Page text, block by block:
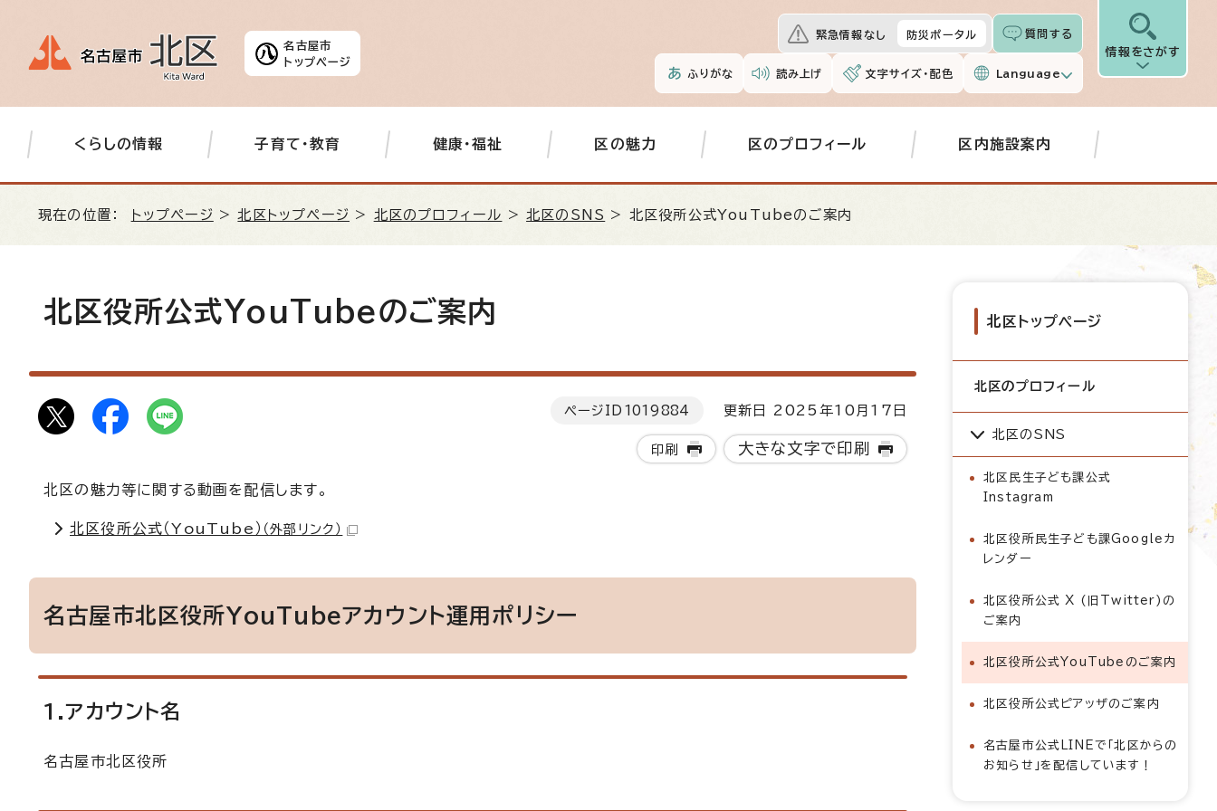
名古屋市
トップページ
緊急情報なし 防災ポータル 質問する
ふりがな 読み上げ 文字サイズ・配色 Language
情報をさがす
くらしの情報 子育て・教育 健康・福祉 区の魅力 区のプロフィール 区内施設案内
現在の位置： トップページ >北区トップページ > 北区のプロフィール >北区のSNS > 北区役所公式YouTubeのご案内
北区役所公式YouTubeのご案内
ページID 1019884 更新日 2025年10月17日
印刷 大きな文字で印刷
北区の魅力等に関する動画を配信します。
北区役所公式（YouTube） （外部リンク）
名古屋市北区役所YouTubeアカウント運用ポリシー
1.アカウント名
名古屋市北区役所
北区トップページ
北区のプロフィール
北区のSNS
北区民生子ども課公式
Instagram
北区役所民生子ども課Googleカ
レンダー
北区役所公式 X (旧Twitter)の
ご案内
北区役所公式YouTubeのご案内
北区役所公式ピアッザのご案内
名古屋市公式LINEで「北区からの
お知らせ」を配信しています！